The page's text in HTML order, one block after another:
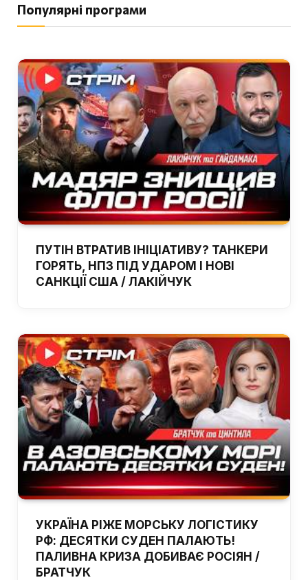
Популярні програми
ПУТІН ВТРАТИВ ІНІЦІАТИВУ? ТАНКЕРИ
ГОРЯТЬ, НПЗ ПІД УДАРОМ І НОВІ
САНКЦІЇ США / ЛАКІЙЧУК
УКРАЇНА РІЖЕ МОРСЬКУ ЛОГІСТИКУ
РФ: ДЕСЯТКИ СУДЕН ПАЛАЮТЬ!
ПАЛИВНА КРИЗА ДОБИВАЄ РОСІЯН /
БРАТЧУК